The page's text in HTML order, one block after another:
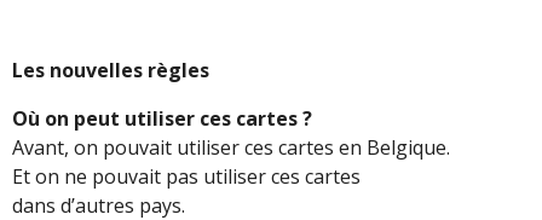
Les nouvelles règles
Où on peut utiliser ces cartes ?
Avant, on pouvait utiliser ces cartes en Belgique.
Et on ne pouvait pas utiliser ces cartes
dans d’autres pays.